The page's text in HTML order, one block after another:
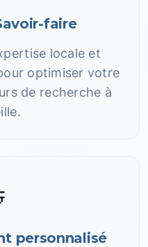
faire
locale et
optimiser votre
de recherche à
personnalisé